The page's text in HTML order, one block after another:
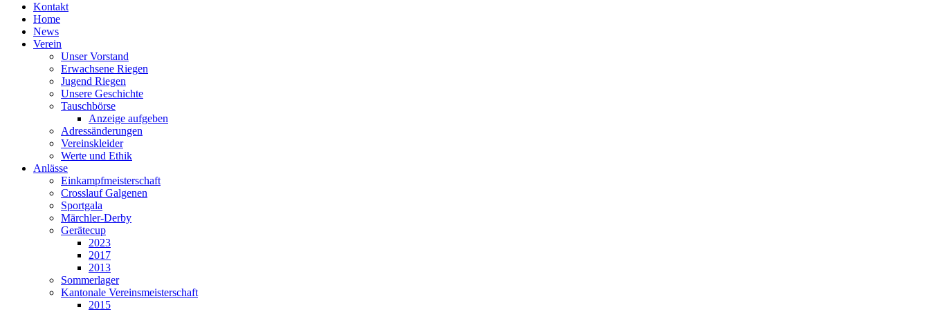
Kontakt
Home
News
Verein
Unser Vorstand
Erwachsene Riegen
Jugend Riegen
Unsere Geschichte
Tauschbörse
Anzeige aufgeben
Adressänderungen
Vereinskleider
Werte und Ethik
Anlässe
Einkampfmeisterschaft
Crosslauf Galgenen
Sportgala
Märchler-Derby
Gerätecup
2023
2017
2013
Sommerlager
Kantonale Vereinsmeisterschaft
2015